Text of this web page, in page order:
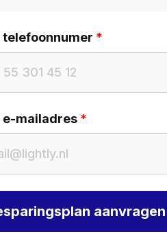
telefoonnumer *
e-mailadres *
aanvragen